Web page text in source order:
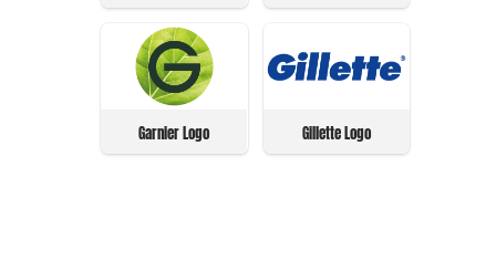
Garnier Logo Gillette Logo